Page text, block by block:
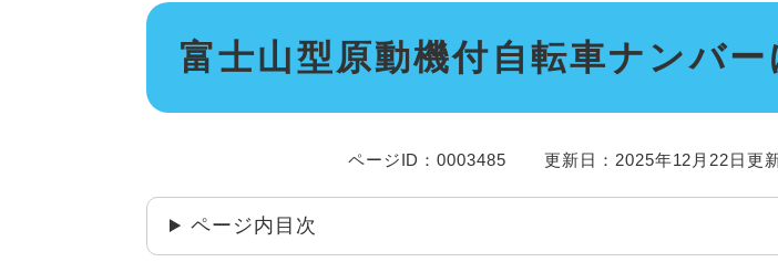
本
富士山型原動機付自転車ナンバー
ページID：0003485 更新日：2025年12月22日更
ページ内目次